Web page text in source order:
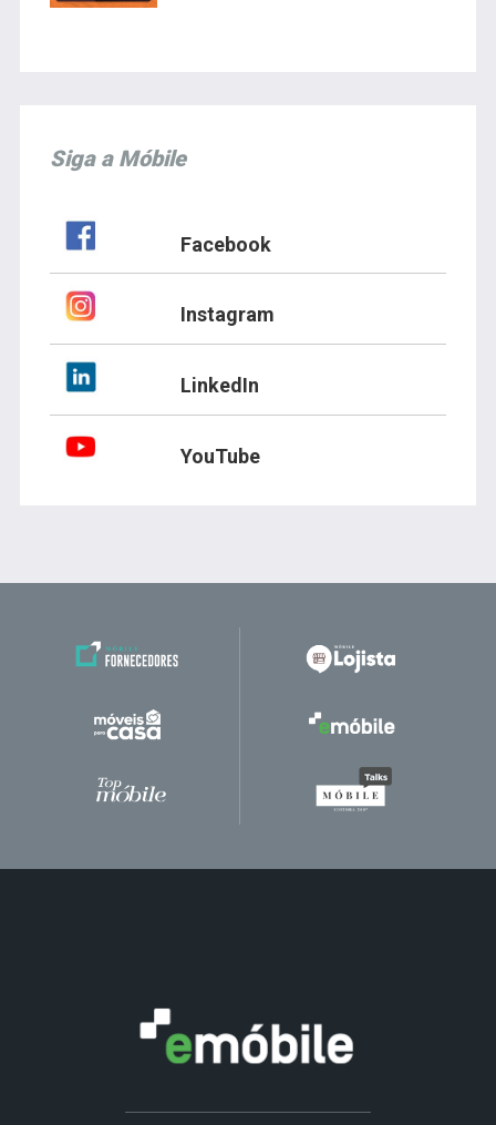
Siga a Móbile
Facebook
Instagram
LinkedIn
YouTube